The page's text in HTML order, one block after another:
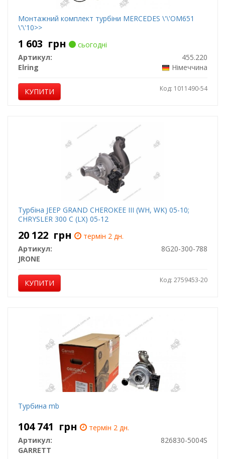
Монтажний комплект турбіни MERCEDES \'\'OM651
\'\'10>>
1 603 грн
сьогодні
Артикул:
455.220
Elring
Німеччина
КУПИТИ Код: 1011490-54
Турбіна JEEP GRAND CHEROKEE III (WH, WK) 05-10;
CHRYSLER 300 C (LX) 05-12
20 122 грн
термін 2 дн.
Артикул:
8G20-300-788
JRONE
КУПИТИ Код: 2759453-20
Турбина mb
104 741 грн
термін 2 дн.
Артикул:
826830-5004S
GARRETT